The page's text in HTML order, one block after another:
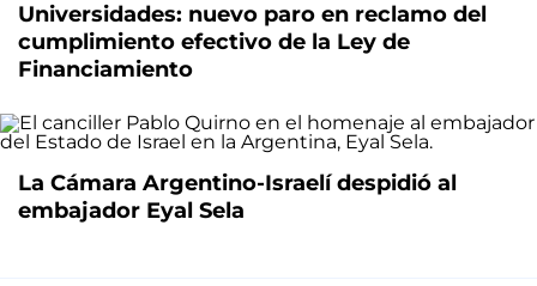
Universidades: nuevo paro en reclamo del
cumplimiento efectivo de la Ley de
Financiamiento
La Cámara Argentino-Israelí despidió al
embajador Eyal Sela